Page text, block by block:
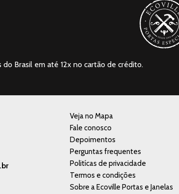
Brasil em até 12x no cartão de crédito.
Veja no Mapa
Fale conosco
Depoimentos
Perguntas frequentes
Politícas de privacidade
Termos e condições
Sobre a Ecoville Portas e Janelas